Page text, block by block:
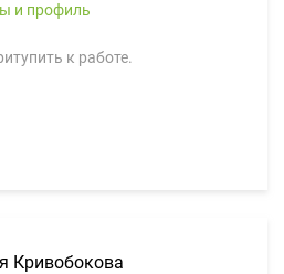
и профиль
к работе.
Кривобокова